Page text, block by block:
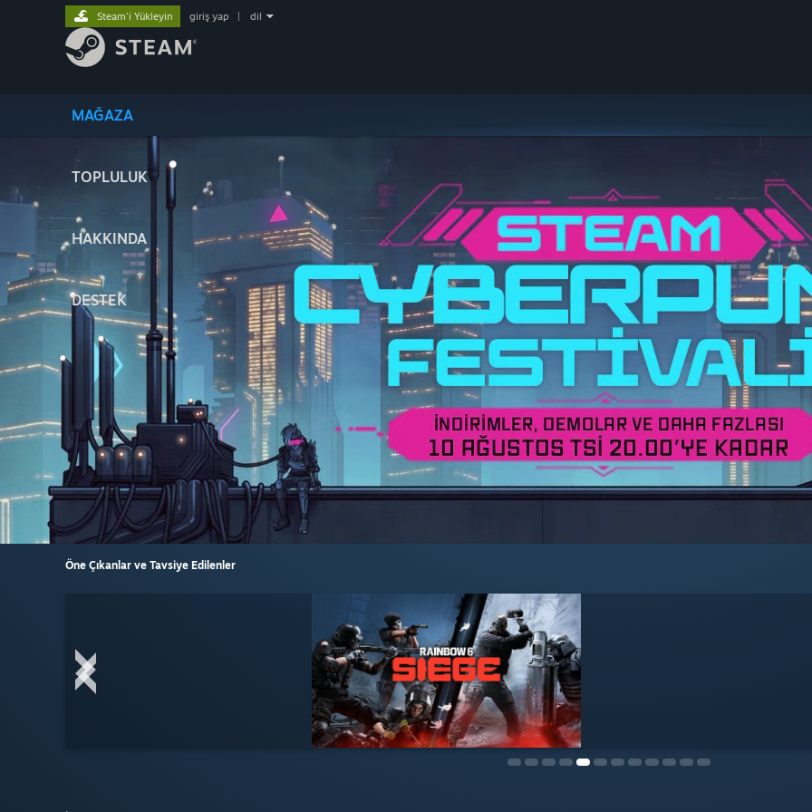
MAĞAZA
TOPLULUK
HAKKINDA
DESTEK
Steam'i Yükleyin giriş yap dil
Öne Çıkanlar ve Tavsiye Edilenler